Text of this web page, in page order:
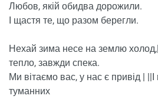
Любов, якій обидва дорожили.
І щастя те, що разом берегли.
Нехай зима несе на землю
тепло, завжди спека.
Ми вітаємо вас, у нас є привід | ||І
туманних